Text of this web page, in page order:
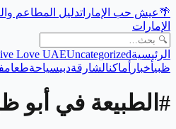
🌴عيش حب الإماراتدليل المطاعم
الإمارات
الرئيسية Love UAEUncategorized
ظبيأخبار أماكنالشارقةدبيسياحةطعام
# الطبيعة في أبو